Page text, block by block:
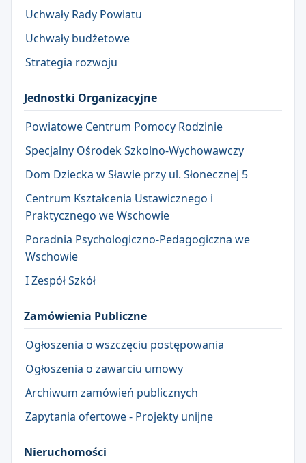
Uchwały Rady Powiatu
Uchwały budżetowe
Strategia rozwoju
Jednostki Organizacyjne
Powiatowe Centrum Pomocy Rodzinie
Specjalny Ośrodek Szkolno-Wychowawczy
Dom Dziecka w Sławie przy ul. Słonecznej 5
Centrum Kształcenia Ustawicznego i
Praktycznego we Wschowie
Poradnia Psychologiczno-Pedagogiczna we
Wschowie
I Zespół Szkół
Zamówienia Publiczne
Ogłoszenia o wszczęciu postępowania
Ogłoszenia o zawarciu umowy
Archiwum zamówień publicznych
Zapytania ofertowe - Projekty unijne
Nieruchomości